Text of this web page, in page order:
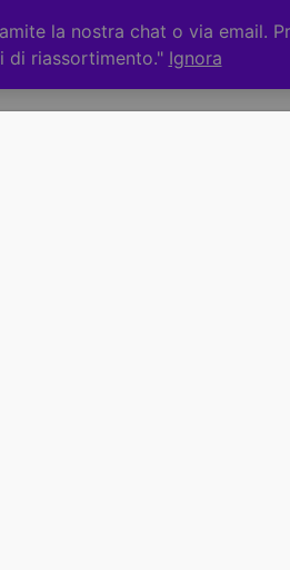
la nostra chat o via email.
di riassortimento." Ignora